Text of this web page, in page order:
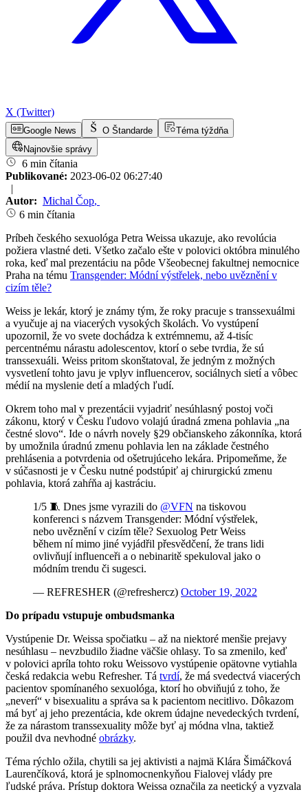
X (Twitter)
Google News O Štandarde
Téma týždňa
Najnovšie správy
6 min čítania
Publikované: 2023-06-02 06:27:40
|
Autor: Michal Čop,
6 min čítania
Príbeh českého sexuológa Petra Weissa ukazuje, ako revolúcia
požiera vlastné deti. Všetko začalo ešte v polovici októbra minulého
roka, keď mal prezentáciu na pôde Všeobecnej fakultnej nemocnice
Praha na tému Transgender: Módní výstřelek, nebo uvěznění v
cizím těle?
Weiss je lekár, ktorý je známy tým, že roky pracuje s transsexuálmi
a vyučuje aj na viacerých vysokých školách. Vo vystúpení
upozornil, že vo svete dochádza k extrémnemu, až 4-tisíc
percentnému nárastu adolescentov, ktorí o sebe tvrdia, že sú
transsexuáli. Weiss pritom skonštatoval, že jedným z možných
vysvetlení tohto javu je vplyv influencerov, sociálnych sietí a vôbec
médií na myslenie detí a mladých ľudí.
Okrem toho mal v prezentácii vyjadriť nesúhlasný postoj voči
zákonu, ktorý v Česku ľudovo volajú úradná zmena pohlavia „na
čestné slovo“. Ide o návrh novely §29 občianskeho zákonníka, ktorá
by umožnila úradnú zmenu pohlavia len na základe čestného
prehlásenia a potvrdenia od ošetrujúceho lekára. Pripomeňme, že
v súčasnosti je v Česku nutné podstúpiť aj chirurgickú zmenu
pohlavia, ktorá zahŕňa aj kastráciu.
1/5 🧵 Dnes jsme vyrazili do @VFN na tiskovou
konferenci s názvem Transgender: Módní výstřelek,
nebo uvěznění v cizím těle? Sexuolog Petr Weiss
během ní mimo jiné vyjádřil přesvědčení, že trans lidi
ovlivňují influenceři a o nebinaritě spekuloval jako o
módním trendu či sugesci.
— REFRESHER (@refreshercz) October 19, 2022
Do prípadu vstupuje ombudsmanka
Vystúpenie Dr. Weissa spočiatku – až na niektoré menšie prejavy
nesúhlasu – nevzbudilo žiadne väčšie ohlasy. To sa zmenilo, keď
v polovici apríla tohto roku Weissovo vystúpenie opätovne vytiahla
česká redakcia webu Refresher. Tá tvrdí, že má svedectvá viacerých
pacientov spomínaného sexuológa, ktorí ho obviňujú z toho, že
„neverí“ v bisexualitu a správa sa k pacientom necitlivo. Dôkazom
má byť aj jeho prezentácia, kde okrem údajne nevedeckých tvrdení,
že za nárastom transsexuality môže byť aj módna vlna, taktiež
použil dva nevhodné obrázky.
Téma rýchlo ožila, chytili sa jej aktivisti a najmä Klára Šimáčková
Laurenčíková, ktorá je splnomocnenkyňou Fialovej vlády pre
ľudské práva. Prístup doktora Weissa označila za neetický a vyzvala